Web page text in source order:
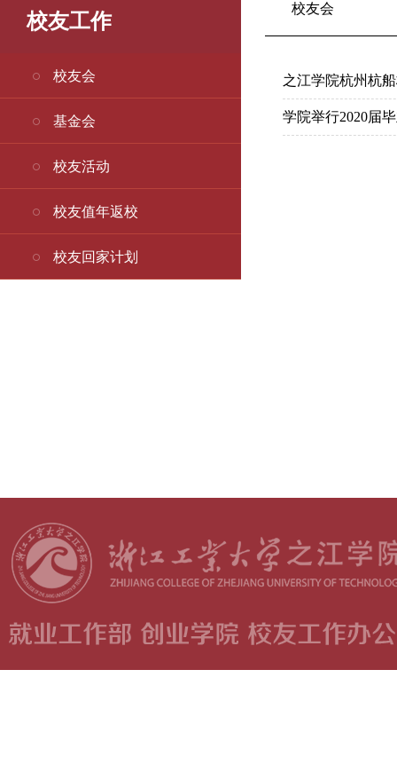
校友工作
校友会
基金会
校友活动
校友值年返校
校友回家计划
校友会
之江学院杭州杭
学院举行2020届